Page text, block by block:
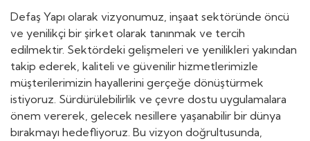
Defaş Yapı olarak vizyonumuz, inşaat sektöründe öncü
ve yenilikçi bir şirket olarak tanınmak ve tercih
edilmektir. Sektördeki gelişmeleri ve yenilikleri yakından
takip ederek, kaliteli ve güvenilir hizmetlerimizle
müşterilerimizin hayallerini gerçeğe dönüştürmek
istiyoruz. Sürdürülebilirlik ve çevre dostu uygulamalara
önem vererek, gelecek nesillere yaşanabilir bir dünya
bırakmayı hedefliyoruz. Bu vizyon doğrultusunda,